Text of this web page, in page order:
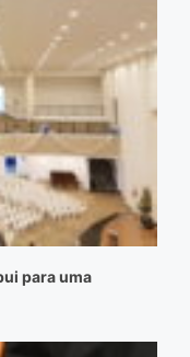
para uma